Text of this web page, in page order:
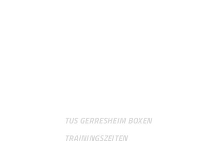
TUS GERRESHEIM BOXEN
TRAININGSZEITEN